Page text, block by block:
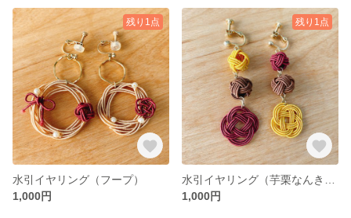
残り1点
水引イヤリング（フープ）
1,000円
残り1点
1,000円